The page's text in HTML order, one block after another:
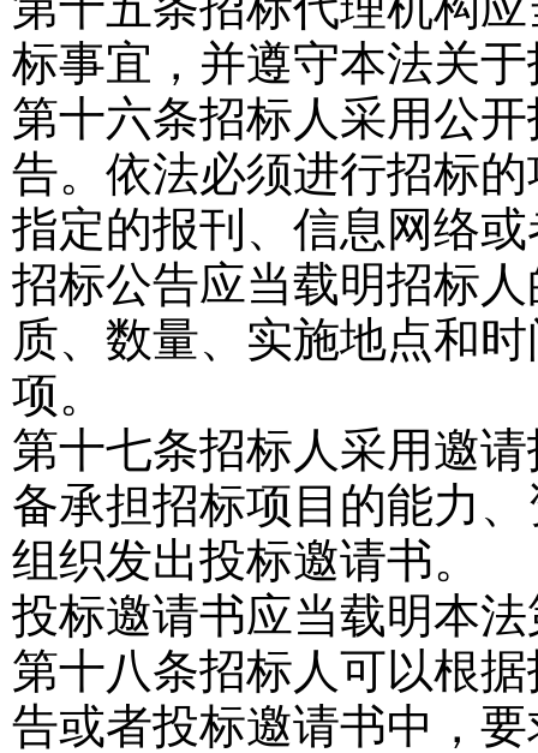
标事宜，并遵守本法关
第十六条招标人采用公
告。依法必须进行招标
指定的报刊、信息网络
招标公告应当载明招标
质、数量、实施地点和
项。
第十七条招标人采用邀
备承担招标项目的能力
组织发出投标邀请书。
投标邀请书应当载明本
第十八条招标人可以根
告或者投标邀请书中，